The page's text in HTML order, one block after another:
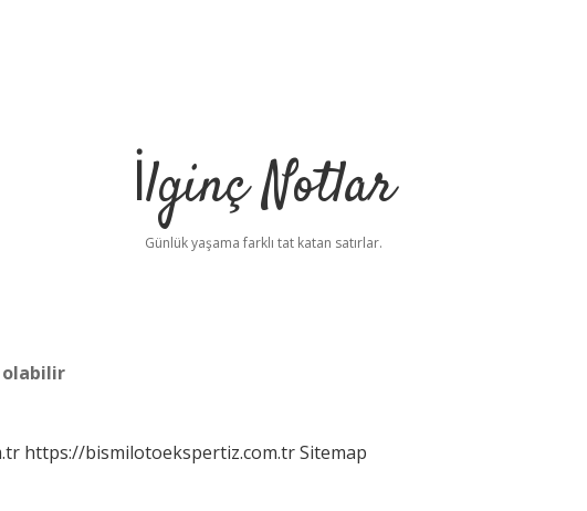
İlginç Notlar
Günlük yaşama farklı tat katan satırlar.
olabilir
https://bismilotoekspertiz.com.trSitemap